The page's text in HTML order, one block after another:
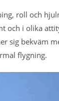
roll och
och i olika
sig bekväm
flygning.